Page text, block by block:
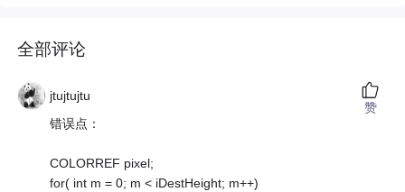
全部评论
jtujtujtu
错误点：
COLORREF pixel;
for( int m = 0; m < iDestHeight; m++)
赞